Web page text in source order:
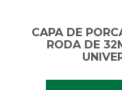
CAPA DE
RODA DE